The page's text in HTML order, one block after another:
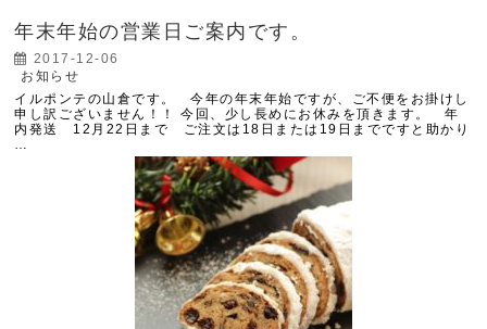
年末年始の営業日ご案内です。
2017-12-06
お知らせ
イルポンテの山倉です。 今年の年末年始ですが、ご不便をお掛けし
申し訳ございません！！ 今回、少し長めにお休みを頂きます。 年
内発送 12月22日まで ご注文は18日または19日までですと助かり
…